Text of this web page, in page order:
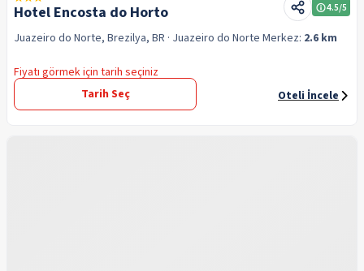
Hotel Encosta do Horto 4.5/5
Juazeiro do Norte, Brezilya, BR · Juazeiro do Norte Merkez: 2.6 km
Fiyatı görmek için tarih seçiniz
Tarih Seç
Oteli İncele